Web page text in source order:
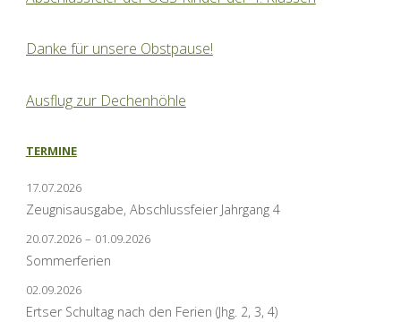
Danke für unsere Obstpause!
Ausflug zur Dechenhöhle
TERMINE
17.07.2026
Zeugnisausgabe, Abschlussfeier Jahrgang 4
20.07.2026 – 01.09.2026
Sommerferien
02.09.2026
Ertser Schultag nach den Ferien (Jhg. 2, 3, 4)